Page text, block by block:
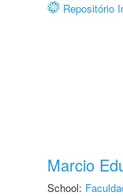
Repositório
Marcio
School: